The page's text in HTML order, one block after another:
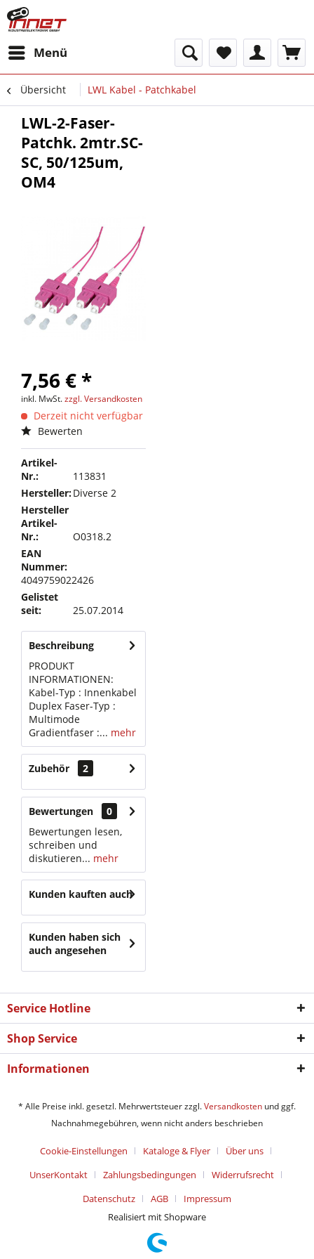
Menü
Übersicht LWL Kabel - Patchkabel
LWL-2-Faser-
Patchk. 2mtr.SC-
SC, 50/125um,
OM4
7,56 € *
inkl. MwSt.zzgl. Versandkosten
Derzeit nicht verfügbar
Bewerten
Artikel-
Nr.:
113831
Hersteller:Diverse 2
Hersteller
Artikel-
Nr.:
O0318.2
EAN
Nummer:
4049759022426
Gelistet
seit:
25.07.2014
Beschreibung
PRODUKT
INFORMATIONEN:
Kabel-Typ : Innenkabel
Duplex Faser-Typ :
Multimode
Gradientfaser :... mehr
Zubehör 2
Bewertungen
0
Bewertungen lesen,
schreiben und
diskutieren... mehr
Kunden kauften auch
Kunden haben sich
auch angesehen
Service Hotline
Shop Service
Informationen
* Alle Preise inkl. gesetzl. Mehrwertsteuer zzgl.Versandkosten und ggf.
Nachnahmegebühren, wenn nicht anders beschrieben
Cookie-Einstellungen Kataloge & Flyer
Über uns
UnserKontakt
Zahlungsbedingungen
Widerrufsrecht
Datenschutz
AGB
Impressum
Realisiert mit Shopware